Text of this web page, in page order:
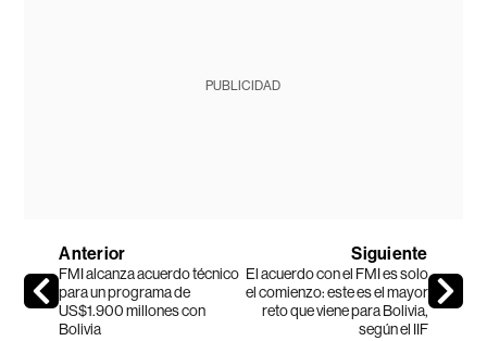
PUBLICIDAD
Anterior
FMI alcanza acuerdo técnico
para un programa de
US$1.900 millones con
Bolivia
Siguiente
El acuerdo con el FMI es solo
el comienzo: este es el mayor
reto que viene para Bolivia,
según el IIF